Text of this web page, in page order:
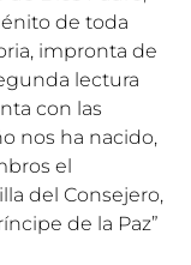
de toda
impronta de
lectura
con las
nos ha nacido,
el
del Consejero,
de la Paz”